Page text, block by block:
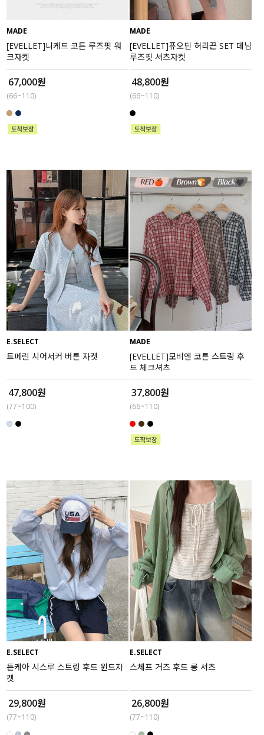
MADE
[EVELLET]니케드 코튼 루즈핏 워
크자켓
67,000원
(66~110)
MADE
[EVELLET]퓨오딘 허리끈 SET 데님
루즈핏 셔츠자켓
48,800원
(66~110)
E.SELECT
트페린 시어서커 버튼 자켓
47,800원
(77~100)
MADE
[EVELLET]모비엔 코튼 스트링 후
드 체크셔츠
37,800원
(66~110)
E.SELECT
든케아 시스루 스트링 후드 윈드자
켓
29,800원
(77~110)
E.SELECT
스체프 거즈 후드 롱 셔츠
26,800원
(77~110)